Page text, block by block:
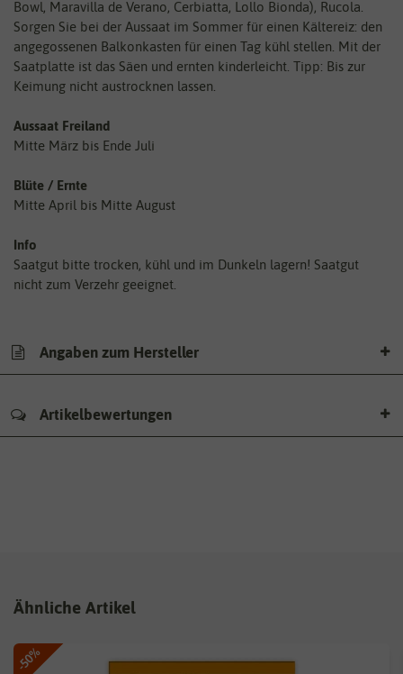
Bowl, Maravilla de Verano, Cerbiatta, Lollo Bionda), Rucola.
Sorgen Sie bei der Aussaat im Sommer für einen Kältereiz: den
angegossenen Balkonkasten für einen Tag kühl stellen. Mit der
Saatplatte ist das Säen und ernten kinderleicht. Tipp: Bis zur
Keimung nicht austrocknen lassen.
Aussaat Freiland
Mitte März bis Ende Juli
Blüte / Ernte
Mitte April bis Mitte August
Info
Saatgut bitte trocken, kühl und im Dunkeln lagern! Saatgut
nicht zum Verzehr geeignet.
Angaben zum Hersteller
Artikelbewertungen
Ähnliche Artikel
-50%